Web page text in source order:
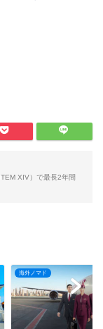
XIV）で最長2年間
海外ノマド